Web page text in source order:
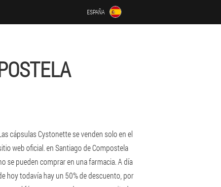
ESPAÑA
cápsulas Cystonette se venden solo en el
web oficial. en Santiago de Compostela
se pueden comprar en una farmacia. A día
hoy todavía hay un 50% de descuento, por